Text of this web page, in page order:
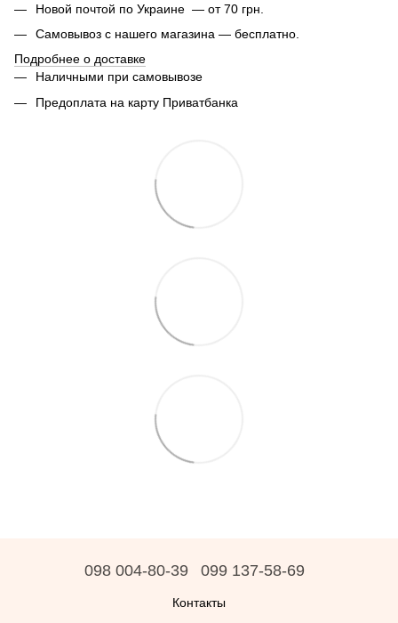
Новой почтой по Украине — от 70 грн.
Самовывоз с нашего магазина — бесплатно.
Подробнее о доставке
Наличными при самовывозе
Предоплата на карту Приватбанка
098 004-80-39 099 137-58-69
Контакты